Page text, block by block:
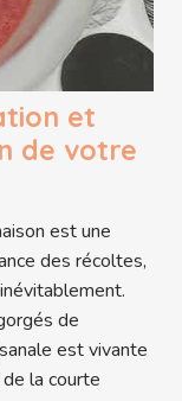
et
de votre
est une
des récoltes,
de
est vivante
la courte